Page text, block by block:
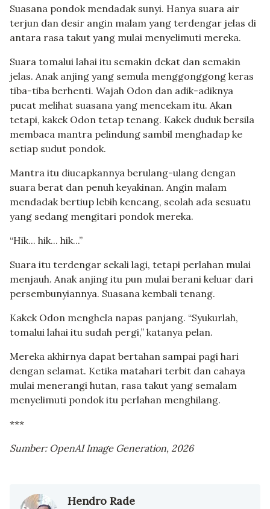
Suasana pondok mendadak sunyi. Hanya suara air
terjun dan desir angin malam yang terdengar jelas di
antara rasa takut yang mulai menyelimuti mereka.
Suara tomalui lahai itu semakin dekat dan semakin
jelas. Anak anjing yang semula menggonggong keras
tiba-tiba berhenti. Wajah Odon dan adik-adiknya
pucat melihat suasana yang mencekam itu. Akan
tetapi, kakek Odon tetap tenang. Kakek duduk bersila
membaca mantra pelindung sambil menghadap ke
setiap sudut pondok.
Mantra itu diucapkannya berulang-ulang dengan
suara berat dan penuh keyakinan. Angin malam
mendadak bertiup lebih kencang, seolah ada sesuatu
yang sedang mengitari pondok mereka.
“Hik... hik... hik...”
Suara itu terdengar sekali lagi, tetapi perlahan mulai
menjauh. Anak anjing itu pun mulai berani keluar dari
persembunyiannya. Suasana kembali tenang.
Kakek Odon menghela napas panjang. “Syukurlah,
tomalui lahai itu sudah pergi,” katanya pelan.
Mereka akhirnya dapat bertahan sampai pagi hari
dengan selamat. Ketika matahari terbit dan cahaya
mulai menerangi hutan, rasa takut yang semalam
menyelimuti pondok itu perlahan menghilang.
***
Sumber: OpenAI Image Generation, 2026
Hendro Rade